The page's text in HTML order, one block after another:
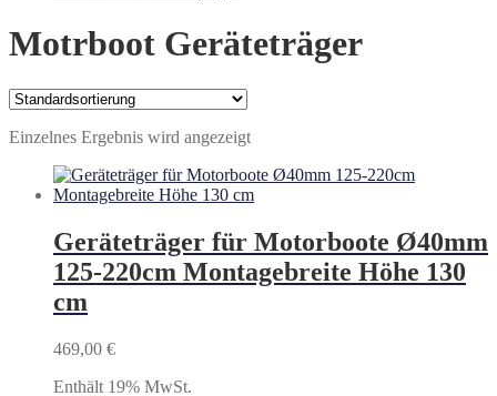
Motrboot Geräteträger
Einzelnes Ergebnis wird angezeigt
Geräteträger für Motorboote Ø40mm
125-220cm Montagebreite Höhe 130
cm
469,00 €
Enthält 19% MwSt.